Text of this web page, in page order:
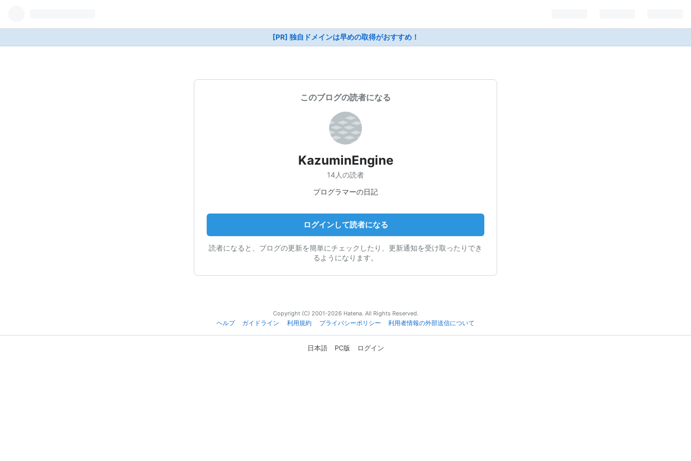
[PR] 独自ドメインは早めの取得がおすすめ！
このブログの読者になる
KazuminEngine
14人の読者
プログラマーの日記
ログインして読者になる
読者になると、ブログの更新を簡単にチェックしたり、更新通知を受け取ったりでき
るようになります。
Copyright (C) 2001-2026 Hatena. All Rights Reserved.
ヘルプ
ガイドライン 利用規約 プライバシーポリシー 利用者情報の外部送信について
日本語 PC版 ログイン